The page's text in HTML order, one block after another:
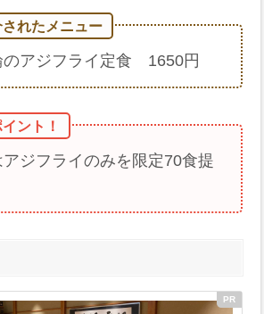
のアジフライ定食 1650円
ジフライのみを限定70食提